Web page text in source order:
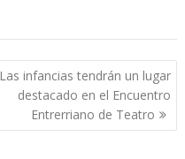
Las infancias tendrán un lugar
destacado en el Encuentro
Entrerriano de Teatro